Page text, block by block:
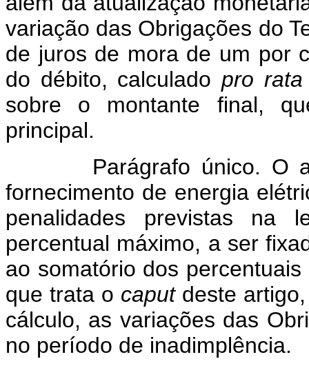
variação das Obrigações do
de juros de mora de um por
do débito, calculadopro
sobre o montante final,
principal.
Parágrafo único. O
fornecimento de energia
penalidades previstas na
percentual máximo, a ser
ao somatório dos
que trata o caputdeste artigo,
cálculo, as variações das
no período de inadimplência.